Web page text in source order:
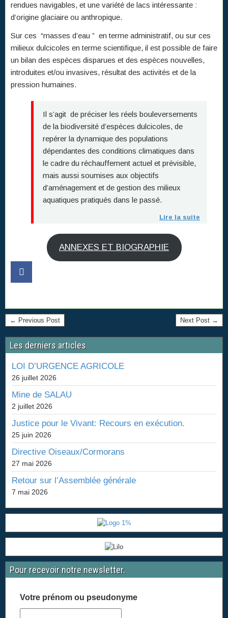
rendues navigables, et une variété de lacs intéressante :
d’origine glaciaire ou anthropique.
Sur ces “masses d’eau ” en terme administratif, ou sur ces
milieux dulcicoles en terme scientifique, il est possible de faire
un bilan des espèces disparues et des espèces nouvelles,
introduites et/ou invasives, résultat des activités et de la
pression humaines.
Il s’agit de préciser les réels bouleversements
de la biodiversité d’espèces dulcicoles, de
repérer la dynamique des populations
dépendantes des conditions climatiques dans
le cadre du réchauffement actuel et prévisible,
mais aussi soumises aux objectifs
d’aménagement et de gestion des milieux
aquatiques pratiqués dans le passé.
Lire la suite
ANNEXES ET BIOGRAPHIE
← Previous Post Next Post →
Les derniers articles
LOI D’URGENCE AGRICOLE
26 juillet 2026
Mine de SALAU
2 juillet 2026
Justice pour le Vivant: Recours en exécution.
25 juin 2026
Directive Oiseaux/Cormorans
27 mai 2026
Retour sur l’Assemblée générale
7 mai 2026
Pour recevoir notre newsletter.
Votre prénom ou pseudonyme